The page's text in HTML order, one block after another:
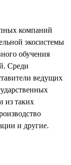
компаний
экосистемы
обучения
Среди
ведущих
из таких
и другие.